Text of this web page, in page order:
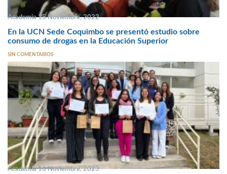
Academia 15 Noviembre, 2022
En la UCN Sede Coquimbo se presentó estudio sobre
consumo de drogas en la Educación Superior
SIN COMENTARIOS
Academia 16 Noviembre, 2023